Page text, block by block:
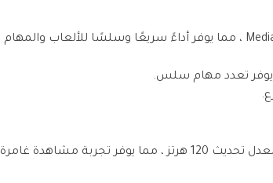
معالج قوي: Snapdragon 8 Gen 2 أو MediaTek Dimensity 8300-Ultra ، مما يوفر أداءً سريعًا وسلسًا للألعاب والمهام
شاشة OLED كبيرة: 6.67 بوصة ، بدقة 1080 × 2400 بكسل ، ومعدل تحديث 120 هرتز ، مما يوفر تجربة مشاهدة غامرة